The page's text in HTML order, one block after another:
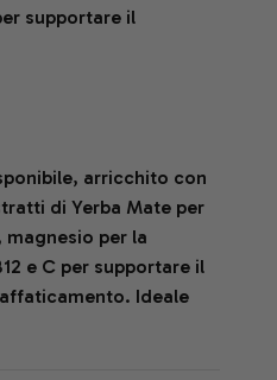
supportare il
arricchito con
di Yerba Mate per
per la
e C per supportare il
Ideale